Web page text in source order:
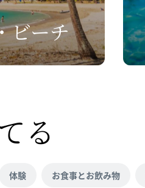
ビーチ
る
体験 お食事とお飲み物